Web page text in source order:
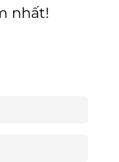
nhất!